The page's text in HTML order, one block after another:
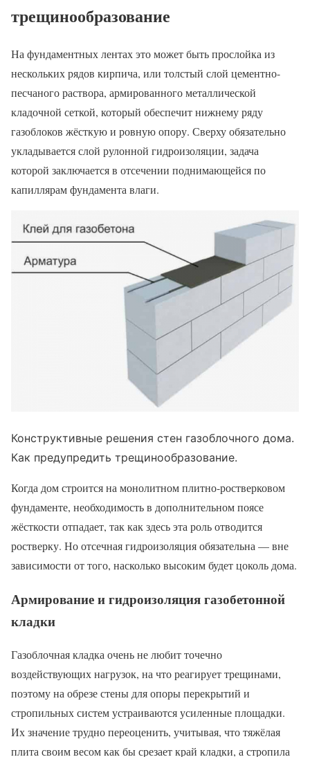
трещинообразование
На фундаментных лентах это может быть прослойка из
нескольких рядов кирпича, или толстый слой цементно-
песчаного раствора, армированного металлической
кладочной сеткой, который обеспечит нижнему ряду
газоблоков жёсткую и ровную опору. Сверху обязательно
укладывается слой рулонной гидроизоляции, задача
которой заключается в отсечении поднимающейся по
капиллярам фундамента влаги.
Конструктивные решения стен газоблочного дома.
Как предупредить трещинообразование.
Когда дом строится на монолитном плитно-ростверковом
фундаменте, необходимость в дополнительном поясе
жёсткости отпадает, так как здесь эта роль отводится
ростверку. Но отсечная гидроизоляция обязательна — вне
зависимости от того, насколько высоким будет цоколь дома.
Армирование и гидроизоляция газобетонной
кладки
Газоблочная кладка очень не любит точечно
воздействующих нагрузок, на что реагирует трещинами,
поэтому на обрезе стены для опоры перекрытий и
стропильных систем устраиваются усиленные площадки.
Их значение трудно переоценить, учитывая, что тяжёлая
плита своим весом как бы срезает край кладки, а стропила